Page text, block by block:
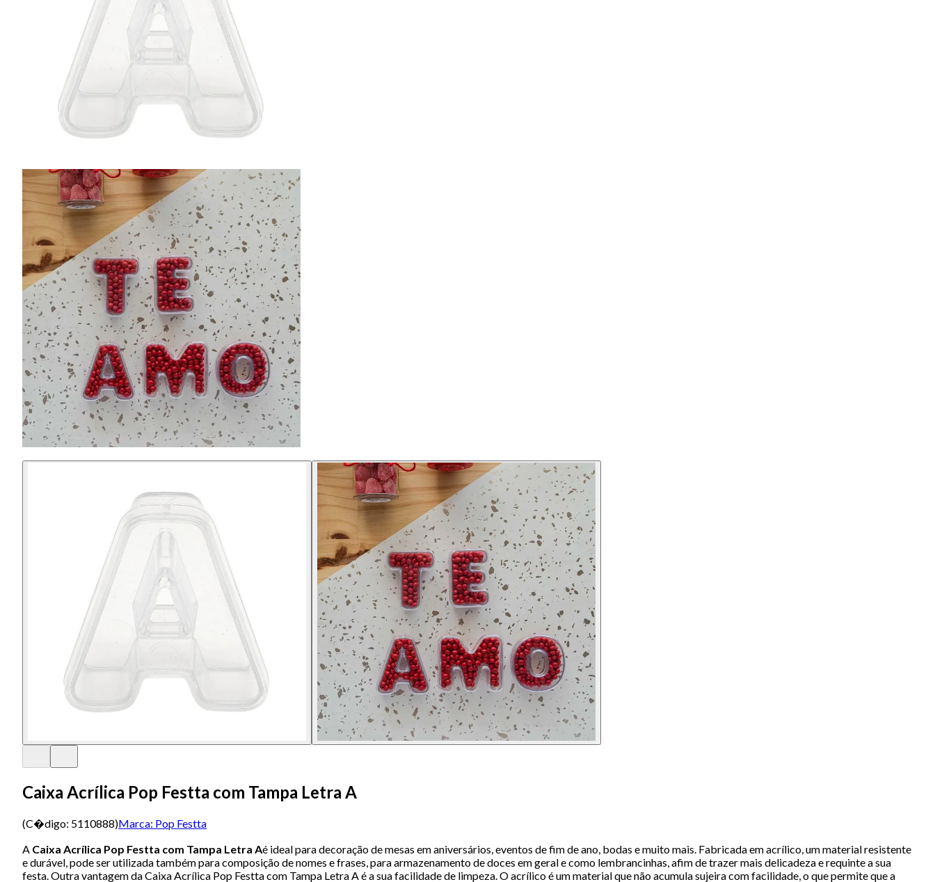
Caixa Acrílica Pop Festta com Tampa Letra A
(C�digo: 5110888)Marca: Pop Festta
A Caixa Acrílica Pop Festta com Tampa Letra Aé ideal para decoração de mesas em aniversários, eventos de fim de ano, bodas e muito mais. Fabricada em acrílico, um material resistente
e durável, pode ser utilizada também para composição de nomes e frases, para armazenamento de doces em geral e como lembrancinhas, afim de trazer mais delicadeza e requinte a sua
festa. Outra vantagem da Caixa Acrílica Pop Festta com Tampa Letra A é a sua facilidade de limpeza. O acrílico é um material que não acumula sujeira com facilidade, o que permite que a